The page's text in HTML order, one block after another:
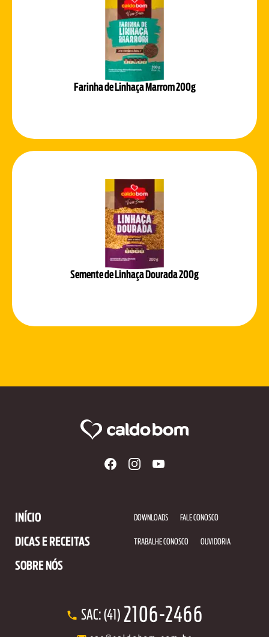
Farinha de Linhaça Marrom 200g
Semente de Linhaça Dourada 200g
INÍCIO
DICAS E RECEITAS
SOBRE NÓS
DOWNLOADS FALE CONOSCO
TRABALHE CONOSCO OUVIDORIA
SAC: (41) 2106-2466